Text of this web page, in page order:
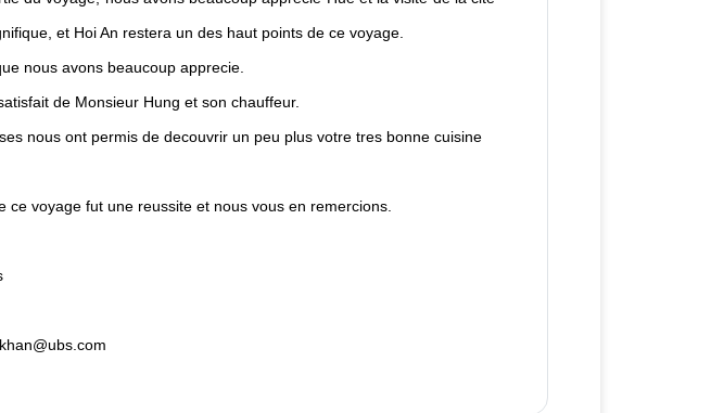
et Hoi An restera un des haut points de ce voyage.
nous avons beaucoup apprecie.
de Monsieur Hung et son chauffeur.
nous ont permis de decouvrir un peu plus votre tres bonne cuisine
ce voyage fut une reussite et nous vous en remercions.